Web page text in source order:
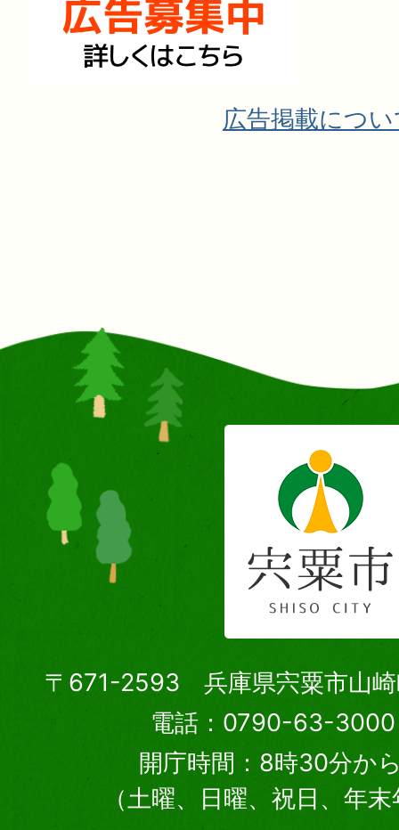
広告掲載につ
〒671-2593 兵庫県宍粟市山崎
電話：0790-63-3000
開庁時間：8時30分か
（土曜、日曜、祝日、年